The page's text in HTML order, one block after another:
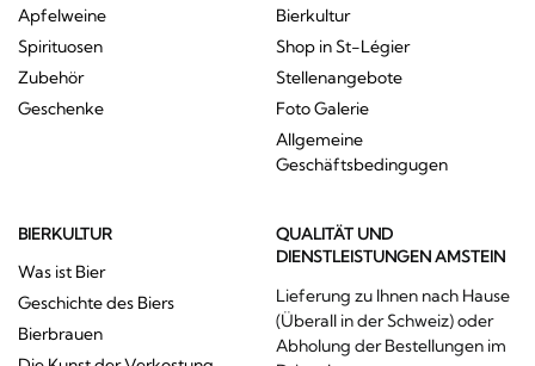
Apfelweine
Spirituosen
Zubehör
Geschenke
Bierkultur
Shop in St-Légier
Stellenangebote
Foto Galerie
Allgemeine
Geschäftsbedingugen
BIERKULTUR
Was ist Bier
Geschichte des Biers
Bierbrauen
QUALITÄT UND
DIENSTLEISTUNGEN AMSTEIN
Lieferung zu Ihnen nach Hause
(Überall in der Schweiz) oder
Abholung der Bestellungen im